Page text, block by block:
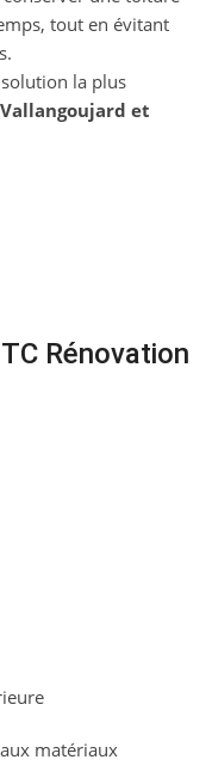
tout en évitant
la plus
Vallangoujard et
Rénovation
matériaux